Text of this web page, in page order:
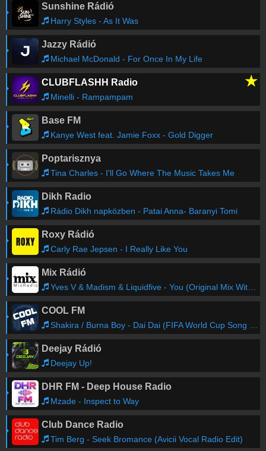
Sunshine Rádió
Harry Styles - As It Was
Jazzy Rádió
Michael McDonald - For Once In My Life
CLUBFLASHH Radio ★
Minelli - Rampampam
Base FM
Kanye West feat. Jamie Foxx - Gold Digger
Poptarisznya
Tina Charles - I'll Go Where The Music Takes Me
Dikh Radio
Rádio Dikh napközben - Patai Anna- Baranyi Tomi
Roxy Rádió
Carly Rae Jepsen - I Really Like You
Mix Rádió
Yves V & Madism & Liquidfive - You (Original Mix With Artist Promo)
COOL FM
Shakira / Burna Boy - Dai Dai (FIFA World Cup Song 2026)
Deejay Rádió
Deejay Up!
DHR FM - Deep House Radio
Mzade - Inspect to Way
Club Dance Radio
Tim Berg - Seek Bromance (Avicii Vocal Radio Edit)